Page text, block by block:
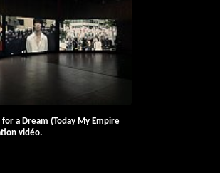
a Dream (Today My Empire
vidéo.